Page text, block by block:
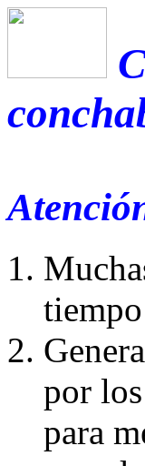
por
para